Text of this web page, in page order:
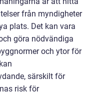
från myndigheter
plats. Det kan vara
göra nödvändiga
och ytor för
särskilt för
risk för